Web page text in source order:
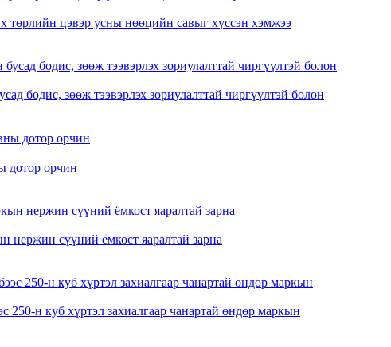
төрлийн цэвэр усны нөөцийн савыг хүссэн хэмжээ
бодис, зөөж тээвэрлэх зориулалттай чиргүүлтэй болон
дотор орчин
нержин сүүний ёмкост яаралтай зарна
250-н куб хүртэл захиалгаар чанартай өндөр маркын